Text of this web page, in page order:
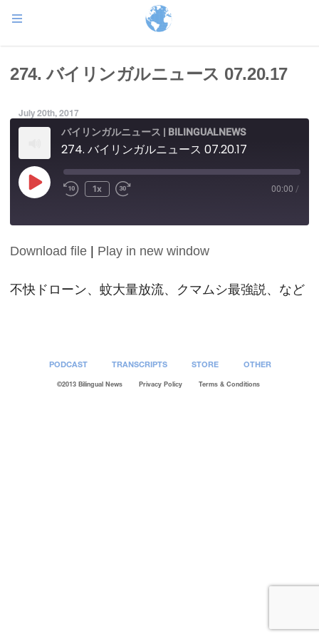
274. バイリンガルニュース 07.20.17
July 20th, 2017
バイリンガルニュース | BILINGUALNEWS
274. バイリンガルニュース 07.20.17
Play
Episode
1x 00:00 /
SHARE
LINK
Download file Play in new window
不快ドローン、蚊大量放流、クマムシ最強説、など
PODCAST TRANSCRIPTS STORE OTHER
©2013 Bilingual News Privacy Policy Terms & Conditions